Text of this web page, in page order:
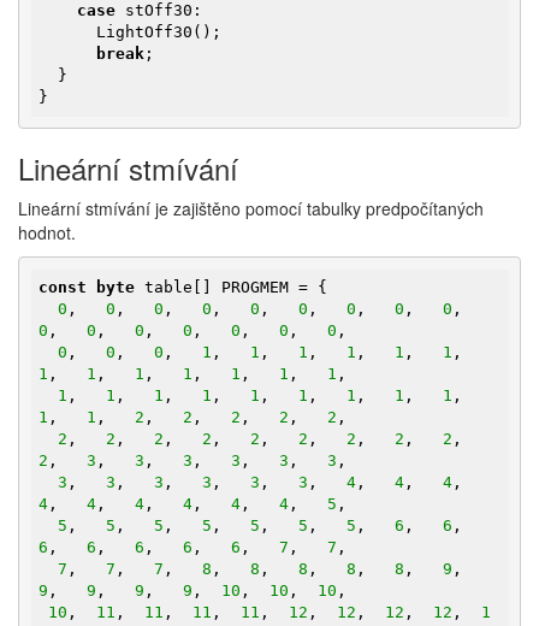
case stOff30:
break ;
}
Lineární stmívání
Lineární stmívání je zajištěno pomocí tabulky predpočítaných
hodnot.
const byte table[] PROGMEM = {
0 , 0 , 0 , 0 , 0 , 0 , 0 , 0 , 0
0 , 0 , 0 , 0 , 0 , 0 , 0 ,
0 , 0 , 0 , 1 , 1 , 1 , 1 , 1 , 1
1 , 1 , 1 , 1 , 1 , 1 , 1 ,
1 , 1 , 1 , 1 , 1 , 1 , 1 , 1 , 1
1 , 1 , 2 , 2 , 2 , 2 , 2 ,
2 , 2 , 2 , 2 , 2 , 2 , 2 , 2 , 2
2 , 3 , 3 , 3 , 3 , 3 , 3 ,
3 , 3 , 3 , 3 , 3 , 3 , 4 , 4 , 4
4 , 4 , 4 , 4 , 4 , 4 , 5 ,
5 , 5 , 5 , 5 , 5 , 5 , 5 , 6 , 6
6 , 6 , 6 , 6 , 6 , 7 , 7 ,
7 , 7 , 7 , 8 , 8 , 8 , 8 , 8 , 9
9 , 9 , 9 , 9 , 10 , 10 , 10 ,
10 , 11 , 11 , 11 , 11 , 12 , 12 , 12 , 12 , 1